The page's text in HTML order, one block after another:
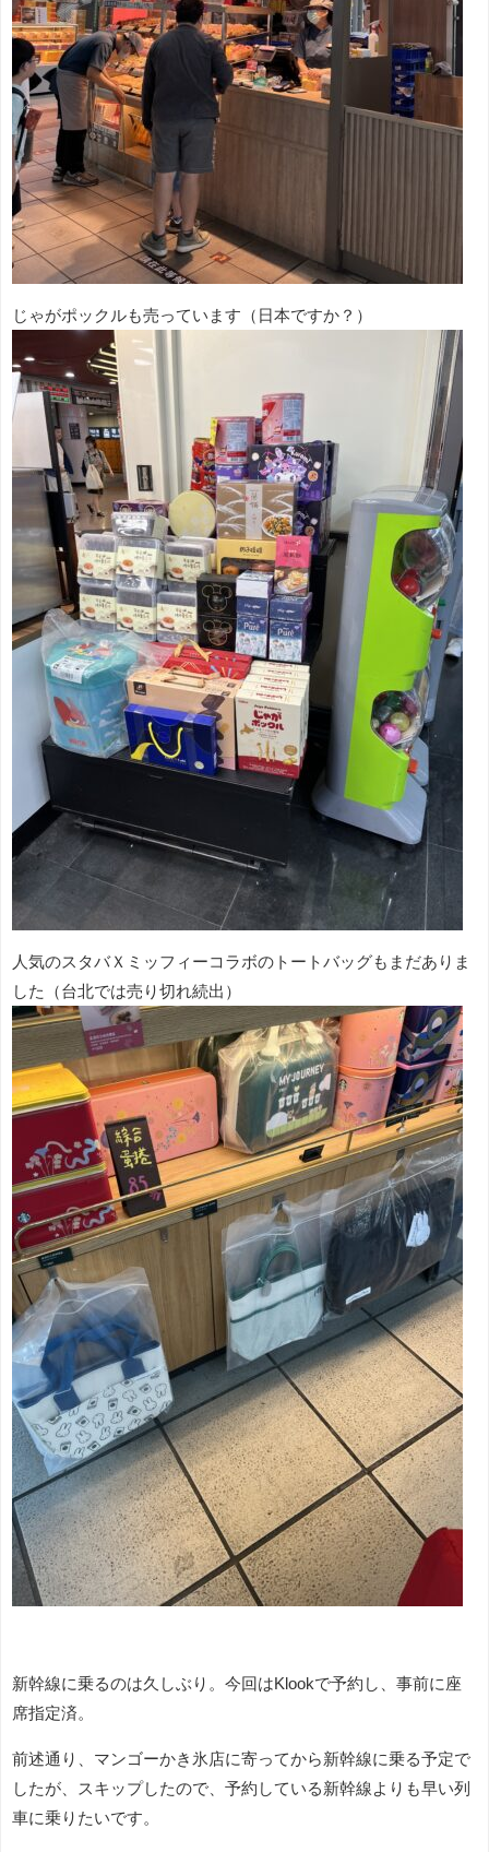
じゃがポックルも売っています（日本ですか？）
人気のスタバＸミッフィーコラボのトートバッグもまだありま
した（台北では売り切れ続出）
新幹線に乗るのは久しぶり。今回はKlookで予約し、事前に座
席指定済。
前述通り、マンゴーかき氷店に寄ってから新幹線に乗る予定で
したが、スキップしたので、予約している新幹線よりも早い列
車に乗りたいです。